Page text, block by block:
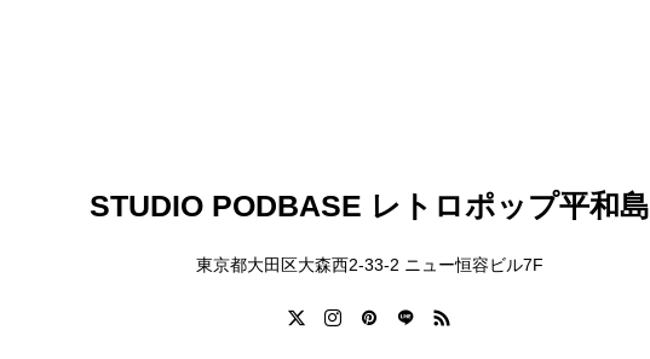
STUDIO PODBASE レトロポップ平和島
東京都大田区大森西2-33-2 ニュー恒容ビル7F